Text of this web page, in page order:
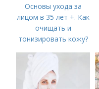
Основы ухода за
лицом в 35 лет +. Как
очищать и
тонизировать кожу?